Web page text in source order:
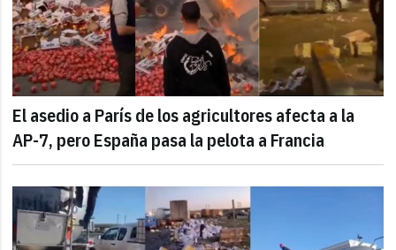
El asedio a París de los agricultores afecta a la
AP-7, pero España pasa la pelota a Francia